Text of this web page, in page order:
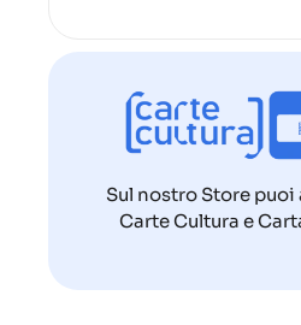
Sul nostro Store
Carte Cultura e